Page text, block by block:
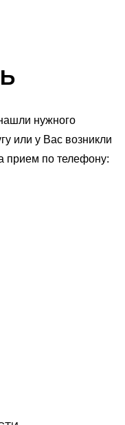
нужного
или у Вас возникли
прием по телефону: